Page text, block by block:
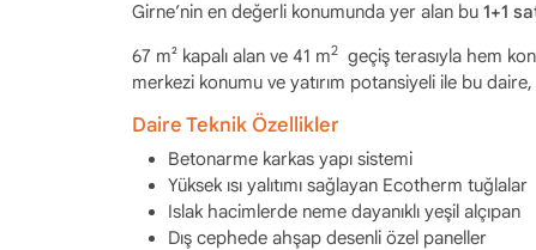
Girne’nin en değerli konumunda yer alan bu 1+1
67 m² kapalı alan ve 41 m2geçiş terasıyla hem
merkezi konumu ve yatırım potansiyeli ile bu
Daire Teknik Özellikler
Betonarme karkas yapı sistemi
Yüksek ısı yalıtımı sağlayan Ecotherm tuğlalar
Islak hacimlerde neme dayanıklı yeşil alçıpan
Dış cephede ahşap desenli özel paneller